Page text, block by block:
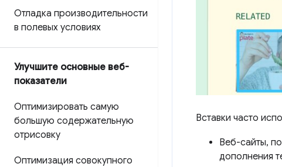
Отладка производительности
в полевых условиях
Улучшите основные веб-
показатели
Оптимизировать самую
большую содержательную
отрисовку
Оптимизация совокупного
Вставки часто
Веб-сайты,
дополнения